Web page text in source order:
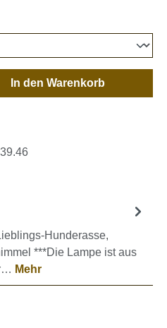
den gewünschten
In den Warenkorb
Hunderasse,
***Die Lampe ist aus
Mehr